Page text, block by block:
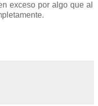
exceso por algo que al